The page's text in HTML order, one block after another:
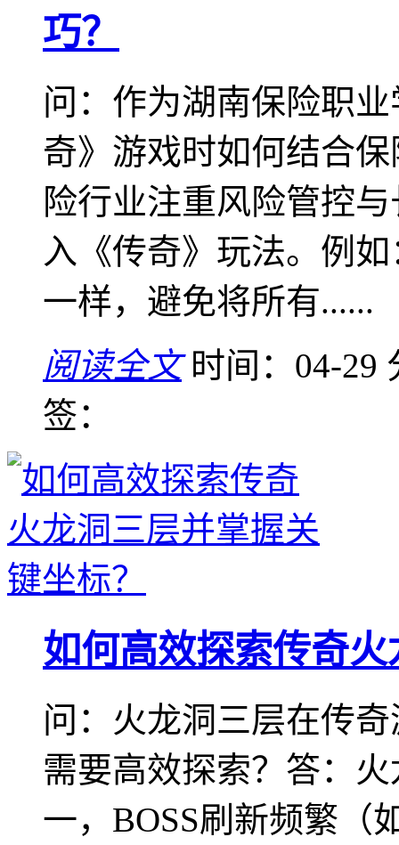
巧？
问：作为湖南保险职
奇》游戏时如何结合
险行业注重风险管控
入《传奇》玩法。例
一样，避免将所有......
阅读全文 时间：04-29
签：
如何高效探索传奇
问：火龙洞三层在传
需要高效探索？答：
一，BOSS刷新频繁（